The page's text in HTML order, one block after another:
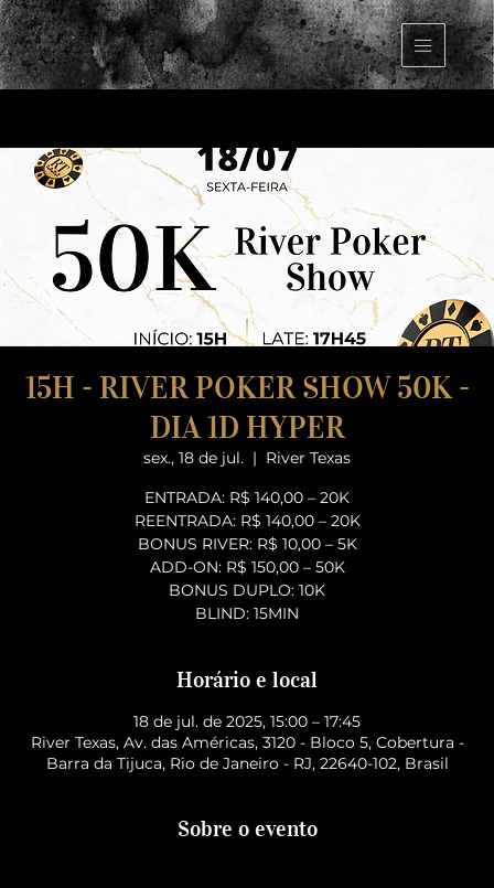
15H - RIVER POKER SHOW 50K -
DIA 1D HYPER
sex., 18 de jul.
  |
River Texas
ENTRADA: R$ 140,00 – 20K
REENTRADA: R$ 140,00 – 20K
BONUS RIVER: R$ 10,00 – 5K
ADD-ON: R$ 150,00 – 50K
BONUS DUPLO: 10K
BLIND: 15MIN
Horário e local
18 de jul. de 2025, 15:00 – 17:45
River Texas, Av. das Américas, 3120 - Bloco 5, Cobertura -
Barra da Tijuca, Rio de Janeiro - RJ, 22640-102, Brasil
Sobre o evento